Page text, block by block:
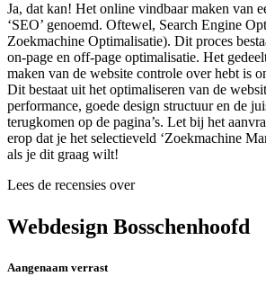
Ja, dat kan! Het online vindbaar maken van
‘SEO’ genoemd. Oftewel, Search Engine
Zoekmachine Optimalisatie). Dit proces
on-page en off-page optimalisatie. Het
maken van de website controle over hebt is
Dit bestaat uit het optimaliseren van de
performance, goede design structuur en de
terugkomen op de pagina’s. Let bij het
erop dat je het selectieveld ‘Zoekmachine
als je dit graag wilt!
Lees de recensies over
Webdesign Bosschenhoofd
Aangenaam verrast